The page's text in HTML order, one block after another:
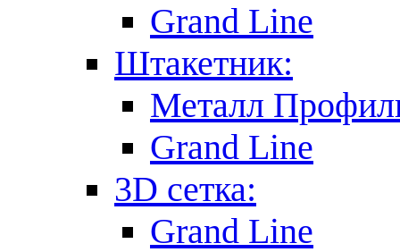
Grand Line
Штакетник:
Металл
Grand Line
3D сетка:
Grand Line